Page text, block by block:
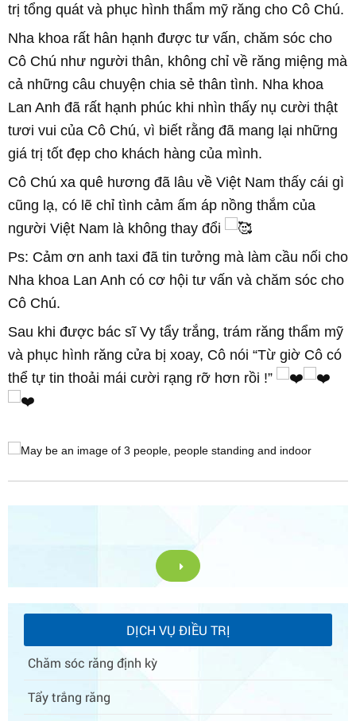
trị tổng quát và phục hình thẩm mỹ răng cho Cô Chú.
Nha khoa rất hân hạnh được tư vấn, chăm sóc cho
Cô Chú như người thân, không chỉ về răng miệng mà
cả những câu chuyện chia sẻ thân tình. Nha khoa
Lan Anh đã rất hạnh phúc khi nhìn thấy nụ cười thật
tươi vui của Cô Chú, vì biết rằng đã mang lại những
giá trị tốt đẹp cho khách hàng của mình.
Cô Chú xa quê hương đã lâu về Việt Nam thấy cái gì
cũng lạ, có lẽ chỉ tình cảm ấm áp nồng thắm của
người Việt Nam là không thay đổi
Ps: Cảm ơn anh taxi đã tin tưởng mà làm cầu nối cho
Nha khoa Lan Anh có cơ hội tư vấn và chăm sóc cho
Cô Chú.
Sau khi được bác sĩ Vy tẩy trắng, trám răng thẩm mỹ
và phục hình răng cửa bị xoay, Cô nói “Từ giờ Cô có
thể tự tin thoải mái cười rạng rỡ hơn rồi !”
DỊCH VỤ ĐIỀU TRỊ
Chăm sóc răng định kỳ
Tẩy trắng răng